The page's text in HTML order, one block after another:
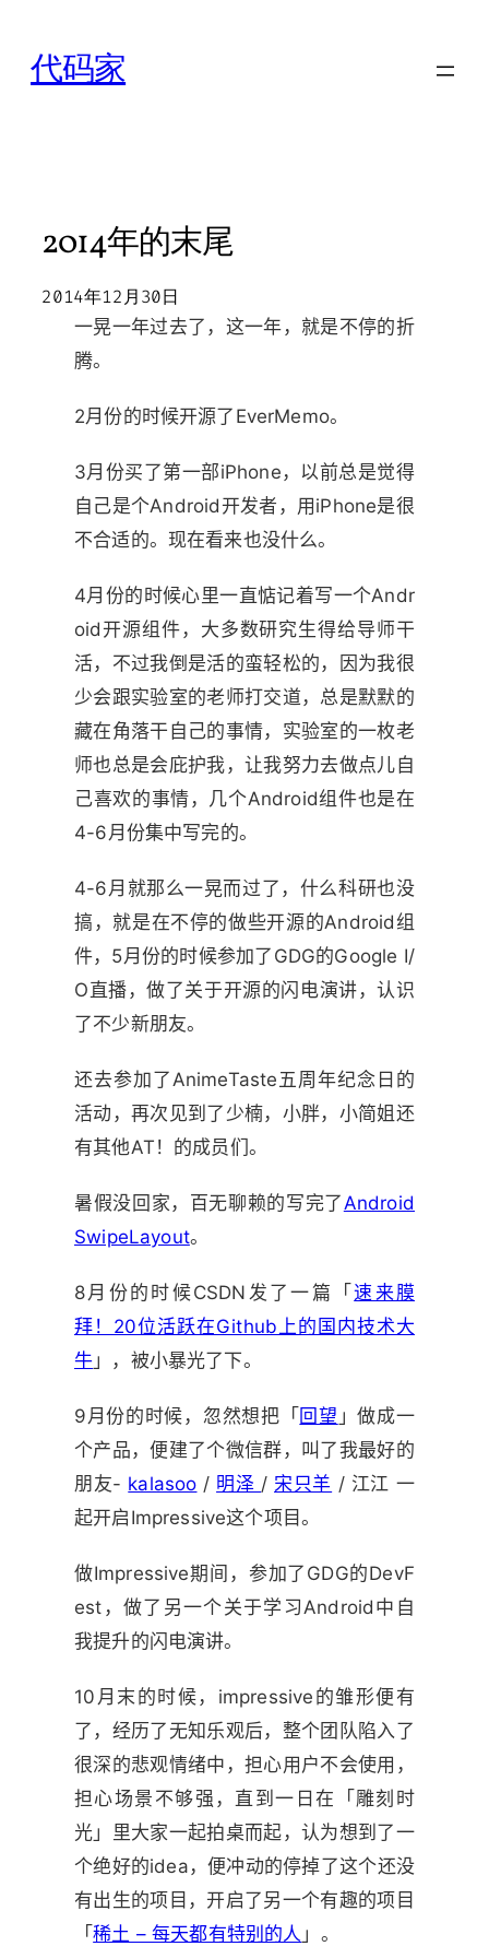
代码家
2014年的末尾
2014年12月30日
一晃一年过去了，这一年，就是不停的折
腾。
2月份的时候开源了EverMemo。
3月份买了第一部iPhone，以前总是觉得
自己是个Android开发者，用iPhone是很
不合适的。现在看来也没什么。
4月份的时候心里一直惦记着写一个Andr
oid开源组件，大多数研究生得给导师干
活，不过我倒是活的蛮轻松的，因为我很
少会跟实验室的老师打交道，总是默默的
藏在角落干自己的事情，实验室的一枚老
师也总是会庇护我，让我努力去做点儿自
己喜欢的事情，几个Android组件也是在
4-6月份集中写完的。
4-6月就那么一晃而过了，什么科研也没
搞，就是在不停的做些开源的Android组
件，5月份的时候参加了GDG的Google I/
O直播，做了关于开源的闪电演讲，认识
了不少新朋友。
还去参加了AnimeTaste五周年纪念日的
活动，再次见到了少楠，小胖，小简姐还
有其他AT！的成员们。
暑假没回家，百无聊赖的写完了Android
SwipeLayout。
8月份的时候CSDN发了一篇「速来膜
拜！20位活跃在Github上的国内技术大
牛 」，被小暴光了下。
9月份的时候，忽然想把「 回望 」做成一
个产品，便建了个微信群，叫了我最好的
朋友- kalasoo / 明泽 / 宋只羊 / 江江 一
起开启Impressive这个项目。
做Impressive期间，参加了GDG的DevF
est，做了另一个关于学习Android中自
我提升的闪电演讲。
10月末的时候，impressive的雏形便有
了，经历了无知乐观后，整个团队陷入了
很深的悲观情绪中，担心用户不会使用，
担心场景不够强，直到一日在「雕刻时
光」里大家一起拍桌而起，认为想到了一
个绝好的idea，便冲动的停掉了这个还没
有出生的项目，开启了另一个有趣的项目
「稀土 – 每天都有特别的人 」。